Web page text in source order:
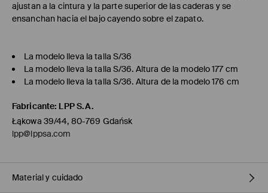
ajustan a la cintura y la parte superior de las caderas y se
ensanchan hacia el bajo cayendo sobre el zapato.
La modelo lleva la talla S/36
La modelo lleva la talla S/36. Altura de la modelo 177 cm
La modelo lleva la talla S/36. Altura de la modelo 176 cm
Fabricante: LPP S.A.
Łąkowa 39/44, 80-769 Gdańsk
lpp@lppsa.com
Material y cuidado